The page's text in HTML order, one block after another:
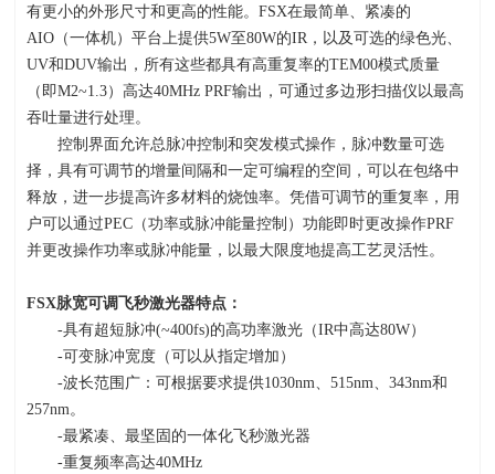
有更小的外形尺寸和更高的性能。FSX在最简单、紧凑的
AIO （一体机）平台上提供5W至80W的IR ，以及可选的绿色光、
UV和DUV输出，所有这些都具有高重复率的TEM00模式质量
（即M2~1.3）高达40MHz PRF输出，可通过多边形扫描仪以最高
吞吐量进行处理。
控制界面允许总脉冲控制和突发模式操作，脉冲数量可选
择，具有可调节的增量间隔和一定可编程的空间，可以在包络中
释放，进一步提高许多材料的烧蚀率。凭借可调节的重复率，用
户可以通过PEC （功率或脉冲能量控制）功能即时更改操作PRF
并更改操作功率或脉冲能量，以最大限度地提高工艺灵活性。
FSX脉宽可调飞秒激光器特点：
-具有超短脉冲(~400fs)的高功率激光（IR中高达80W）
-可变脉冲宽度（可以从指定增加）
-波长范围广：可根据要求提供1030nm 、515nm 、343nm和
257nm 。
-最紧凑、最坚固的一体化飞秒激光器
-重复频率高达40MHz